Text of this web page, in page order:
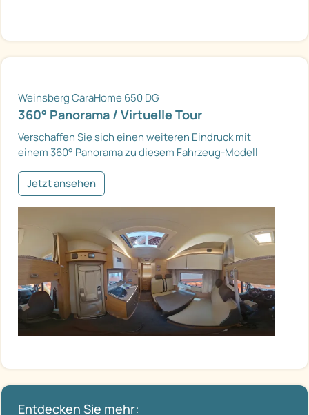
Weinsberg CaraHome 650 DG
360° Panorama / Virtuelle Tour
Verschaffen Sie sich einen weiteren Eindruck mit
einem 360° Panorama zu diesem Fahrzeug-Modell
Jetzt ansehen
Entdecken Sie mehr: